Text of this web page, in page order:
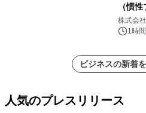
（慣
キシス
を発表
株式会
1時
ビジネスの新着
人気のプレスリリース